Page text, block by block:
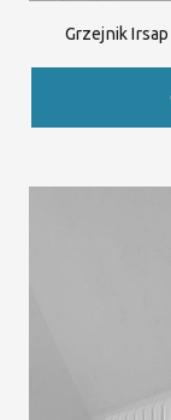
Grzejnik